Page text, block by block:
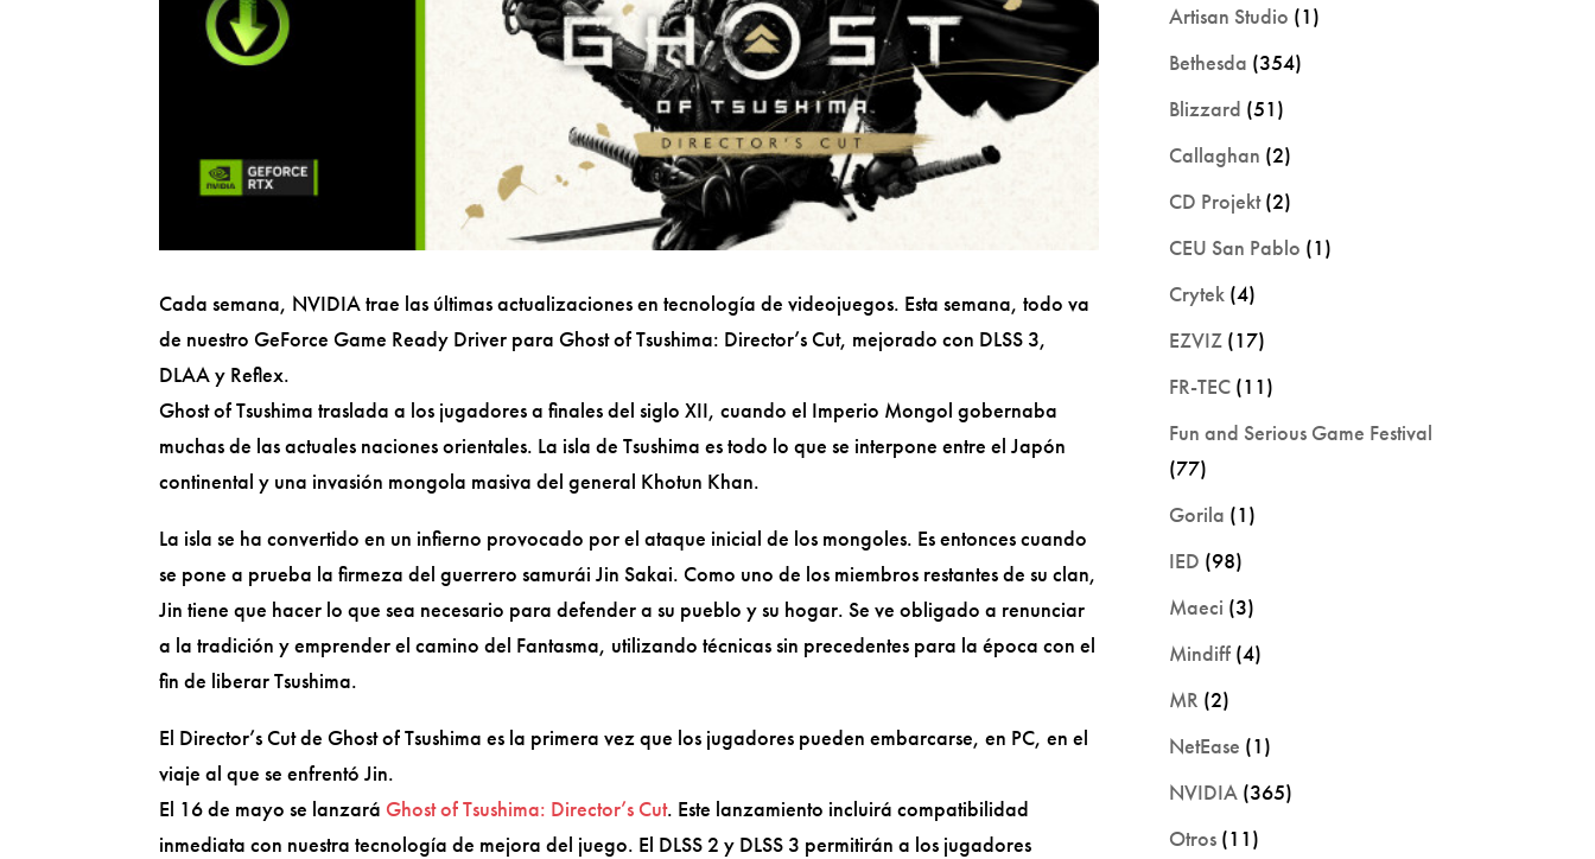
Cada semana, NVIDIA trae las últimas actualizaciones en tecnología de videojuegos. Esta semana, todo va
de nuestro GeForce Game Ready Driver para Ghost of Tsushima: Director’s Cut, mejorado con DLSS 3,
DLAA y Reflex.
Ghost of Tsushima traslada a los jugadores a finales del siglo XII, cuando el Imperio Mongol gobernaba
muchas de las actuales naciones orientales. La isla de Tsushima es todo lo que se interpone entre el Japón
continental y una invasión mongola masiva del general Khotun Khan.
La isla se ha convertido en un infierno provocado por el ataque inicial de los mongoles. Es entonces cuando
se pone a prueba la firmeza del guerrero samurái Jin Sakai. Como uno de los miembros restantes de su clan,
Jin tiene que hacer lo que sea necesario para defender a su pueblo y su hogar. Se ve obligado a renunciar
a la tradición y emprender el camino del Fantasma, utilizando técnicas sin precedentes para la época con el
fin de liberar Tsushima.
El Director’s Cut de Ghost of Tsushima es la primera vez que los jugadores pueden embarcarse, en PC, en el
viaje al que se enfrentó Jin.
El 16 de mayo se lanzará Ghost of Tsushima: Director’s Cut. Este lanzamiento incluirá compatibilidad
inmediata con nuestra tecnología de mejora del juego. El DLSS 2 y DLSS 3 permitirán a los jugadores
Artisan Studio (1)
Bethesda (354)
Blizzard (51)
Callaghan (2)
CD Projekt(2)
CEU San Pablo (1)
Crytek (4)
EZVIZ (17)
FR-TEC (11)
Fun and Serious Game Festival
(77)
Gorila (1)
IED (98)
Maeci (3)
Mindiff (4)
MR (2)
NetEase (1)
NVIDIA (365)
Otros (11)